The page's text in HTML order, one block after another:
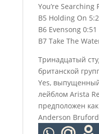
You’re Searching
B5 Holding On
B6 Evensong 0:51
B7 Take The
Тринадцатый
британской
Yes,
лейблом Arista
предположен
Anderson